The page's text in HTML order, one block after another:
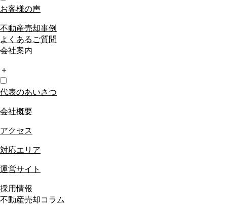
お客様の声
不動産売却事例
よくあるご質問
会社案内
＋
代表のあいさつ
会社概要
アクセス
対応エリア
運営サイト
採用情報
不動産売却コラム